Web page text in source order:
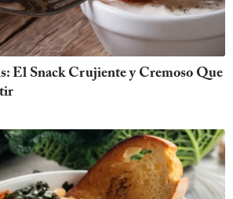
El Snack Crujiente y Cremoso Que